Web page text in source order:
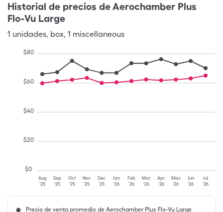
Historial de precios deAerochamber Plus
Flo-Vu Large
1 unidades, box, 1 miscellaneous
Aug
'25
Sep
'25
Oct
'25
Nov
'25
Dec
'25
Jan
'26
Feb
'26
Mar
'26
Apr
'26
May
'26
Jun
'26
Jul
'26
$0
$20
$40
$60
$80
Precio de venta promedio de Aerochamber Plus Flo-Vu Large